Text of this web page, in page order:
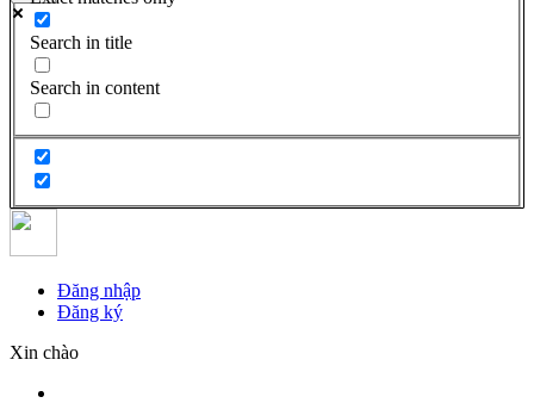
Search in title
Search in content
Đăng nhập
Đăng ký
Xin chào